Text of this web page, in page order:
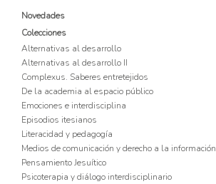
Novedades
Colecciones
Alternativas al desarrollo
Alternativas al desarrollo II
Complexus. Saberes entretejidos
De la academia al espacio público
Emociones e interdisciplina
Episodios itesianos
Literacidad y pedagogía
Medios de comunicación y derecho a la información
Pensamiento Jesuítico
Psicoterapia y diálogo interdisciplinario